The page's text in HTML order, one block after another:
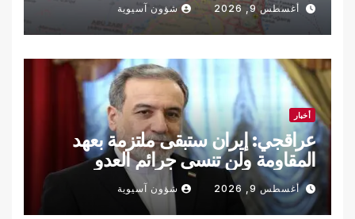
أغسطس 9, 2026 شؤون آسيوية
أخبار
عراقجي: إيران ستبقى ملتزمة بعهد
المقاومة ولن تنسى جرائم العدو
أغسطس 9, 2026 شؤون آسيوية